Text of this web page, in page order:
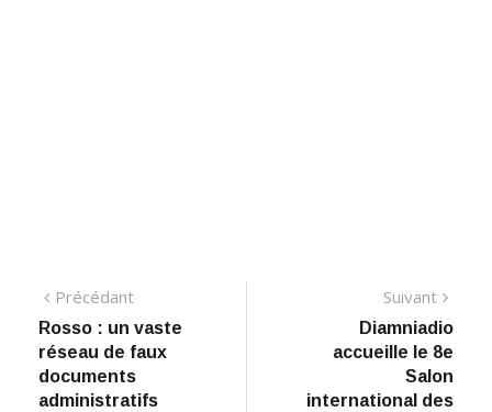
Navigation
de
l’article
PrécédantPrécédant:
Rosso : un vaste
réseau de faux
documents
administratifs
Suivant
Diamniadio
accueille le 8e
Salon
international des